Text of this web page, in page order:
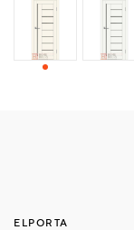
СВЯЗАТЬСЯ
ELPORTA